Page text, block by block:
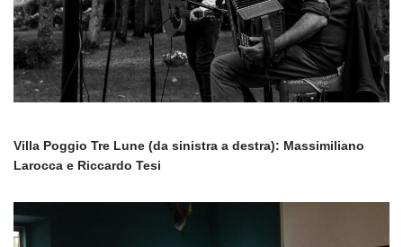
Villa Poggio Tre Lune (da sinistra a destra): Massimiliano
Larocca e Riccardo Tesi